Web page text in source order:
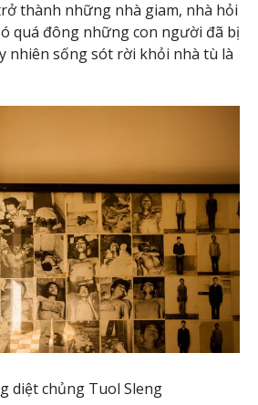
thành những nhà giam, nhà hỏi
quá đông những con người đã bị
nhiên sống sót rời khỏi nhà tù là
diệt chủng Tuol Sleng